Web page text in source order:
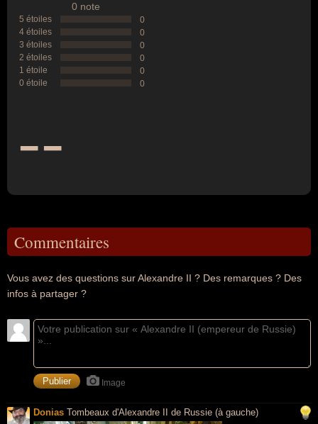
0 note
5 étoiles
0
4 étoiles
0
3 étoiles
0
2 étoiles
0
1 étoile
0
0 étoile
0
--
Commentaires
Vous avez des questions sur Alexandre II ? Des remarques ? Des
infos à partager ?
Image
Donias Tombeaux d'Alexandre II de Russie (à gauche)